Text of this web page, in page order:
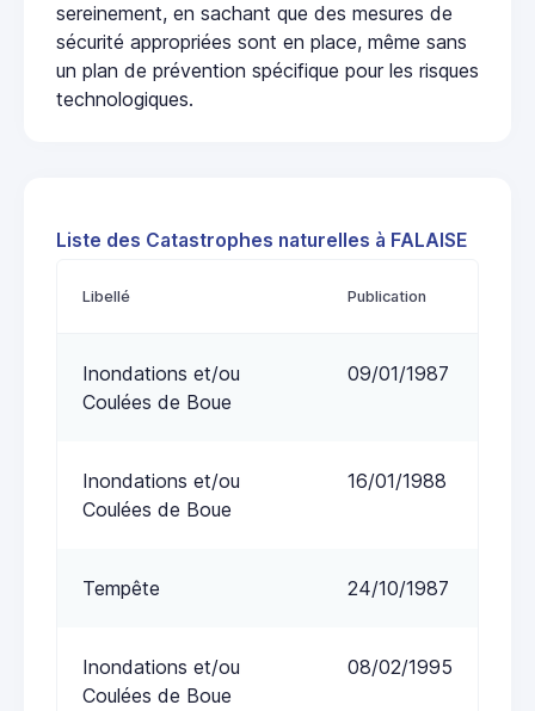
sereinement, en sachant que des mesures de
sécurité appropriées sont en place, même sans
un plan de prévention spécifique pour les risques
technologiques.
Liste des Catastrophes naturelles à FALAISE
Libellé Publication
Inondations et/ou
Coulées de Boue
09/01/1987
Inondations et/ou
Coulées de Boue
16/01/1988
Tempête 24/10/1987
Inondations et/ou
Coulées de Boue
08/02/1995